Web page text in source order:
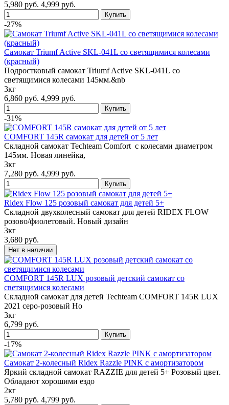
5,980 руб. 4,999 руб.
-27%
Cамокат Triumf Active SKL-041L со светящимися колесами
(красный)
Подростковый самокат Triumf Active SKL-041L со
светящимися колесами 145мм.&nb
3кг
6,860 руб. 4,999 руб.
-31%
COMFORT 145R самокат для детей от 5 лет
Складной самокат Techteam Comfort с колесами диаметром
145мм. Новая линейка,
3кг
7,280 руб. 4,999 руб.
Ridex Flow 125 розовый самокат для детей 5+
Складной двухколесный самокат для детей RIDEX FLOW
розово/фиолетовый. Новый дизайн
3кг
3,680 руб.
COMFORT 145R LUX розовый детский самокат со
светящимися колесами
Складной самокат для детей Techteam COMFORT 145R LUX
2021 серо-розовый Но
3кг
6,799 руб.
-17%
Самокат 2-колесный Ridex Razzle PINK с амортизатором
Яркий складной самокат RAZZIE для детей 5+ Розовый цвет.
Обладают хорошими ездо
2кг
5,780 руб. 4,799 руб.